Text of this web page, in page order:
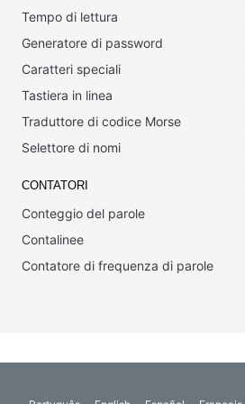
Tempo di lettura
Generatore di password
Caratteri speciali
Tastiera in linea
Traduttore di codice Morse
Selettore di nomi
CONTATORI
Conteggio del parole
Contalinee
Contatore di frequenza di parole